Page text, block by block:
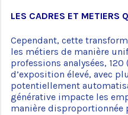
LES CADRES ET METIERS
Cependant, cette
les métiers de manière
professions analysées, 120
d’exposition élevé, avec
potentiellement
générative impacte les
manière disproportionnée